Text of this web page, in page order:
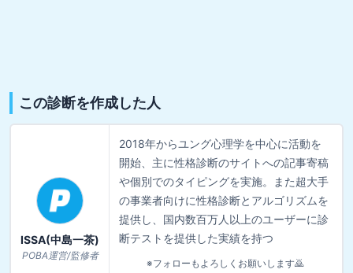
この診断を作成した人
ISSA(中島一茶)
POBA運営/監修者
2018年からユング心理学を中心に活動を
開始、主に性格診断のサイトへの記事寄稿
や個別でのタイピングを実施。また超大手
の事業者向けに性格診断とアルゴリズムを
提供し、国内数百万人以上のユーザーに診
断テストを提供した実績を持つ
※フォローもよろしくお願いします🙇